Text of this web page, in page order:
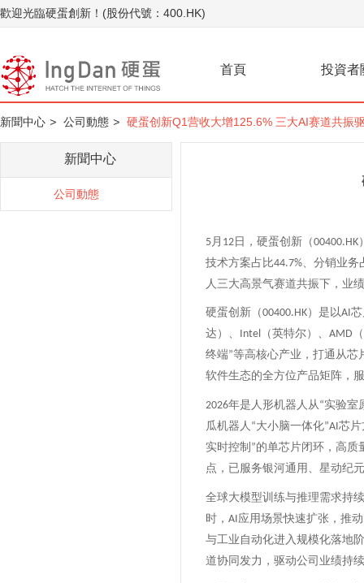
歡迎光臨硬蛋創新！(股份代號：400.HK)
首頁 投資者
新聞中心 > 公司動態 > 硬蛋创新Q1营收大增125.6% 三大AI赛道共振
新聞中心
公司動態
5月 12 日，硬蛋创新（00400.HK
技术方案占比44.7%、分销业务
人三大高景气赛道共振下，业
硬蛋创新（00400.HK） 是以AI
达）、 Intel （英特尔）、 AMD
终端”等高核心产业，打通从芯
软件生态的全方位产品矩阵，
2026年是人形机器人从“实验室
瓜机器人 “大小脑一体化”AI芯片
实时控制 ”的单芯片闭环，高质
点 ， 已服务银河通用、星动纪
全球大模型训练与推理需求持
时， AI应用场景快速扩张，推
与工业自动化进入规模化落地
道协同发力，驱动公司业绩持